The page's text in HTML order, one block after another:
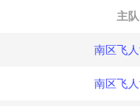
主队
南区飞
南区飞